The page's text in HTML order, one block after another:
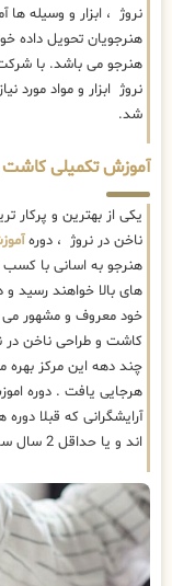
نروژ ، ابزار و وسیله
هنرجویان تحویل داده
هنرجو می باشد. با
نروژ ابزار و مواد مورد
شد.
آموزش تکمیلی کاشت
یکی از بهترین و پرکار
ناخن در نروژ ، دوره
هنرجو به اسانی با کسب
های بالا خواهند رسید و
خود معروف و مشهور می
کاشت و طراحی ناخن در
چند دهه این مرکز بهره
هرجایی یافت . دوره
آرایشگرانی که قبلا دوره
اند و یا حداقل 2 سال سابقه کار در این حوزه دارند پیشنهاد میشود.